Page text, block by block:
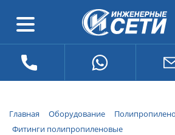
Главная Оборудование
Фитинги полипропиленовые